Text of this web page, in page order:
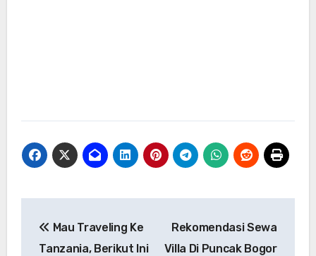
pos
Mau Traveling Ke
Tanzania, Berikut Ini
Rekomendasi Sewa
Villa Di Puncak Bogor